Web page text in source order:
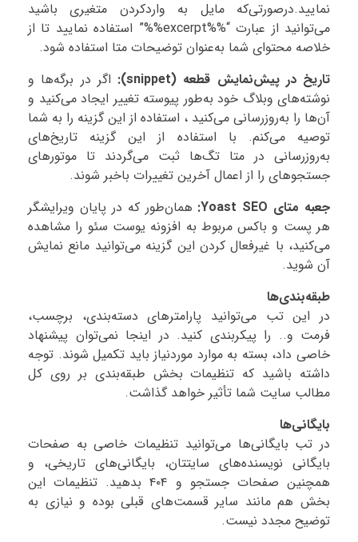
نمایید.درصورتی‌که مایل به واردکردن متغیری باشید
می‌توانید از عبارت “%%excerpt%%” استفاده نمایید تا از
خلاصه محتوای شما به‌عنوان توضیحات متا استفاده شود.
تاریخ در پیش‌نمایش قطعه (snippet):
اگر در برگه‌ها و
نوشته‌های وبلاگ خود به‌طور پیوسته تغییر ایجاد می‌کنید و
آن‌ها را به‌روزرسانی می‌کنید ، استفاده از این گزینه را به شما
توصیه می‌کنم. با استفاده از این گزینه تاریخ‌های
به‌روزرسانی در متا تگ‌ها ثبت می‌گردند تا موتورهای
جستجوهای را از اعمال آخرین تغییرات باخبر شوند.
جعبه متای Yoast SEO:
همان‌طور که در پایان ویرایشگر
هر پست و باکس مربوط به افزونه یوست سئو را مشاهده
می‌کنید، با غیرفعال کردن این گزینه می‌توانید مانع نمایش
آن شوید.
طبقه‌بندی‌ها
در این تب می‌توانید پارامترهای دسته‌بندی، برچسب،
فرمت و.. را پیکربندی کنید. در اینجا نمی‌توان پیشنهاد
خاصی داد، بسته به موارد موردنیاز باید تکمیل شوند. توجه
داشته باشید که تنظیمات بخش طبقه‌بندی بر روی کل
مطالب سایت شما تأثیر خواهد گذاشت.
بایگانی‌ها
در تب بایگانی‌ها می‌توانید تنظیمات خاصی به صفحات
بایگانی‌ نویسنده‌های سایتتان، بایگانی‌های تاریخی، و
همچنین صفحات جستجو و ۴۰۴ بدهید. تنظیمات این
بخش هم مانند سایر قسمت‌های قبلی بوده و نیازی به
توضیح مجدد نیست.